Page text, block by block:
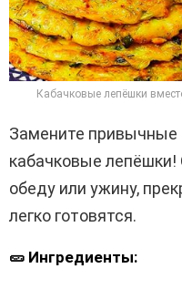
Кабачковые лепёшки
Замените привычные
кабачковые лепёшки!
обеду или ужину,
легко готовятся.
🥒 Ингредиенты: